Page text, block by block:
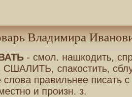
Владимира
- смол. нашкодить,
СШАЛИТЬ, спакостить,
правильнее писать
и произн. з.